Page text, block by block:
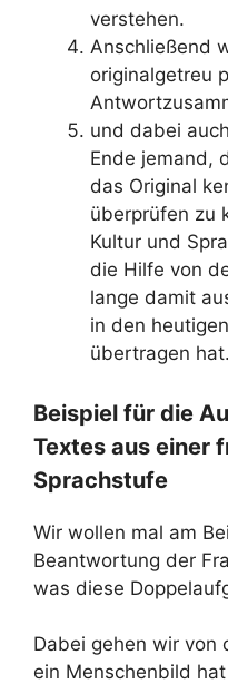
verstehen.
Anschließend
originalgetreu
und dabei
Ende jemand,
das Original
überprüfen zu
Kultur und
die Hilfe von
lange damit
in den
übertragen hat.
Beispiel für die
Textes aus einer
Sprachstufe
Wir wollen mal am
Beantwortung der
was diese
Dabei gehen wir von
ein Menschenbild